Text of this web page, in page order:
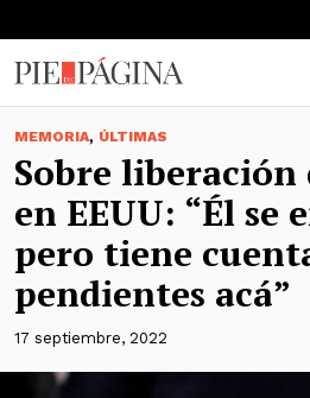
MEMORIA, ÚLTIMAS
Sobre
en EEUU: “Él se
pero tiene
pendientes acá”
17 septiembre, 2022